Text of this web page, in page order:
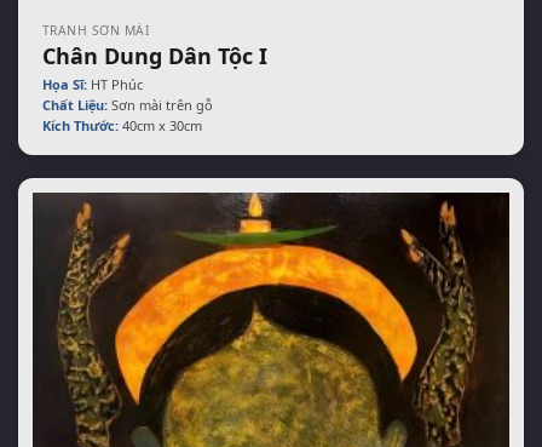
TRANH SƠN MÀI
Chân Dung Dân Tộc I
Họa Sĩ:HT Phúc
Chất Liệu:Sơn mài trên gỗ
Kích Thước:40cm x 30cm